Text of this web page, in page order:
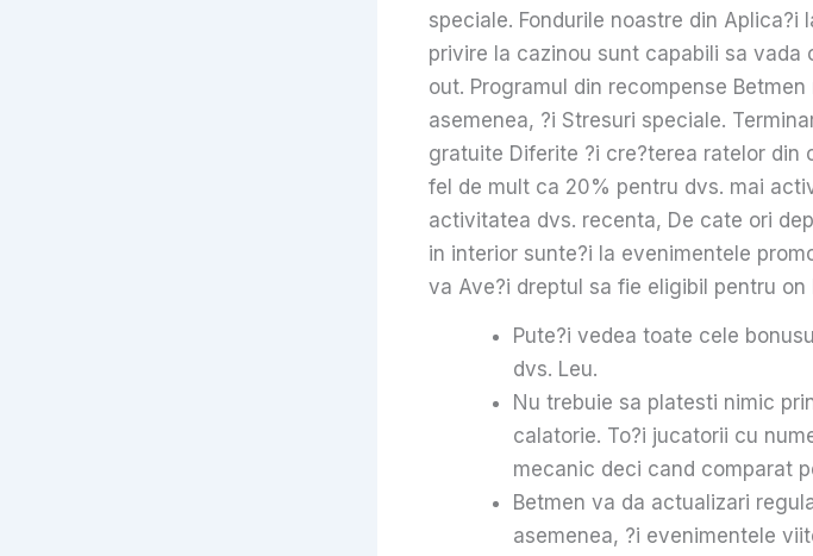
speciale. Fondurile noastre din
privire la cazinou sunt capabili sa vada
out. Programul din recompense
asemenea, ?i Stresuri speciale.
gratuite Diferite ?i cre?terea ratelor din
fel de mult ca 20% pentru dvs. mai
activitatea dvs. recenta, De cate ori
in interior sunte?i la evenimentele
va Ave?i dreptul sa fie eligibil pentru
Pute?i vedea toate cele
dvs. Leu.
Nu trebuie sa platesti nimic
calatorie. To?i jucatorii cu
mecanic deci cand comparat
Betmen va da actualizari
asemenea, ?i evenimentele